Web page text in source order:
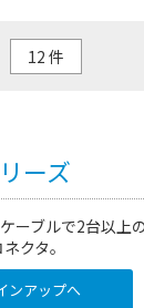
ーズ
ーブルで2台以上
クタ。
ンアップへ